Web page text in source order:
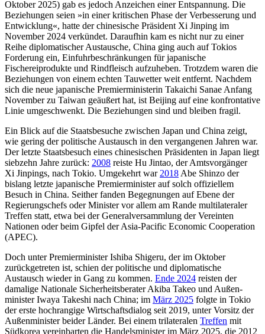
Oktober 2025) gab es jedoch Anzeichen einer Entspannung. Die
Beziehungen seien »in einer kritischen Phase der Verbesserung und
Entwicklung«, hatte der chinesische Präsident Xi Jinping im
November 2024 verkündet. Daraufhin kam es nicht nur zu einer
Reihe diplo­matischer Austausche, China ging auch auf Tokios
Forderung ein, Einfuhr­beschränkungen für japanische
Fischereiprodukte und Rindfleisch aufzuheben. Trotz­dem waren die
Beziehungen von einem echten Tauwetter weit ent­fernt. Nach­dem
sich die neue japanische Premierministerin Takaichi Sanae Anfang
November zu Taiwan geäußert hat, ist Beijing auf eine konfrontative
Linie umgeschwenkt. Die Beziehungen sind und bleiben fragil.
Ein Blick auf die Staatsbesuche zwischen Japan und China zeigt,
wie gering der poli­tische Austausch in den vergangenen Jahren war.
Der letzte Staatsbesuch eines chinesischen Präsidenten in Japan liegt
siebzehn Jahre zurück: 2008 reiste Hu Jintao, der Amtsvorgänger
Xi Jinpings, nach Tokio. Umgekehrt war 2018 Abe Shinzo der
bislang letzte japanische Pre­mier­minister auf solch offiziellem
Besuch in China. Seither fanden Begegnungen auf Ebene der
Regierungschefs oder Minister vor allem am Rande multilateraler
Treffen statt, etwa bei der General­versammlung der Vereinten
Nationen oder beim Gipfel der Asia-Pacific Economic Cooperation
(APEC).
Doch unter Premierminister Ishiba Shigeru, der im Oktober
zurückgetreten ist, schien der politische und diplomatische
Austausch wieder in Gang zu kom­men. Ende 2024 reisten der
damalige Nationale Sicherheitsberater Akiba Takeo und Außen­
minister Iwaya Takeshi nach China; im März 2025 folgte in Tokio
der erste hoch­rangige Wirtschaftsdialog seit 2019, unter Vorsitz der
Außenminister beider Länder. Bei einem tri­lateralen Treffen mit
Südkorea vereinbarten die Handelsminister im März 2025, die 2012